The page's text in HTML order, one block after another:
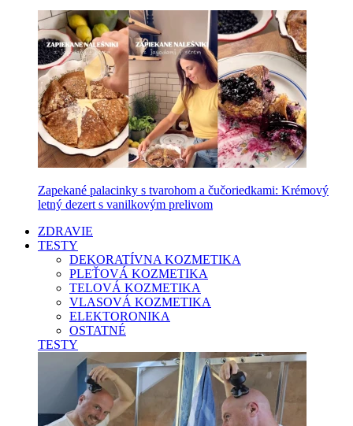
Zapekané palacinky s tvarohom a čučoriedkami: Krémový
letný dezert s vanilkovým prelivom
ZDRAVIE
TESTY
DEKORATÍVNA KOZMETIKA
PLEŤOVÁ KOZMETIKA
TELOVÁ KOZMETIKA
VLASOVÁ KOZMETIKA
ELEKTORONIKA
OSTATNÉ
TESTY